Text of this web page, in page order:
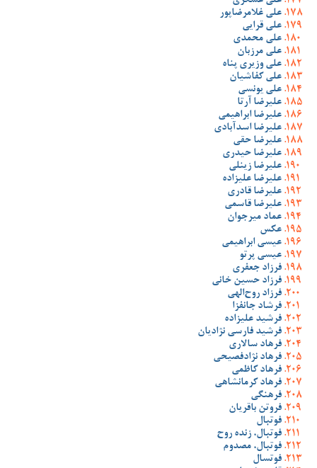
علی غلامرضاپور
علی قرایی
علی محمدی
علی مرزبان
علی وزیری پناه
علی کفاشیان
علی یونسی
علیرضا آرتا
علیرضا ابراهیمی
علیرضا اسدآبادی
علیرضا حقی
علیرضا حیدری
علیرضا زینلی
علیرضا علیزاده
علیرضا قادری
علیرضا قاسمی
عماد میرجوان
عکس
عیسی ابراهیمی
عیسی پرتو
فرزاد جعفری
فرزاد حسین خانی
فرزاد روح‌الهی
فرشاد جانفزا
فرشید علیزاده
فرشید فارسی نژادیان
فرهاد سالاری
فرهاد نژادفصیحی
فرهاد کاظمی
فرهاد کرمانشاهی
فرهنگی
فروتن باقریان
فوتبال
فوتبال، زنده روح
فوتبال، مصدوم
فوتسال